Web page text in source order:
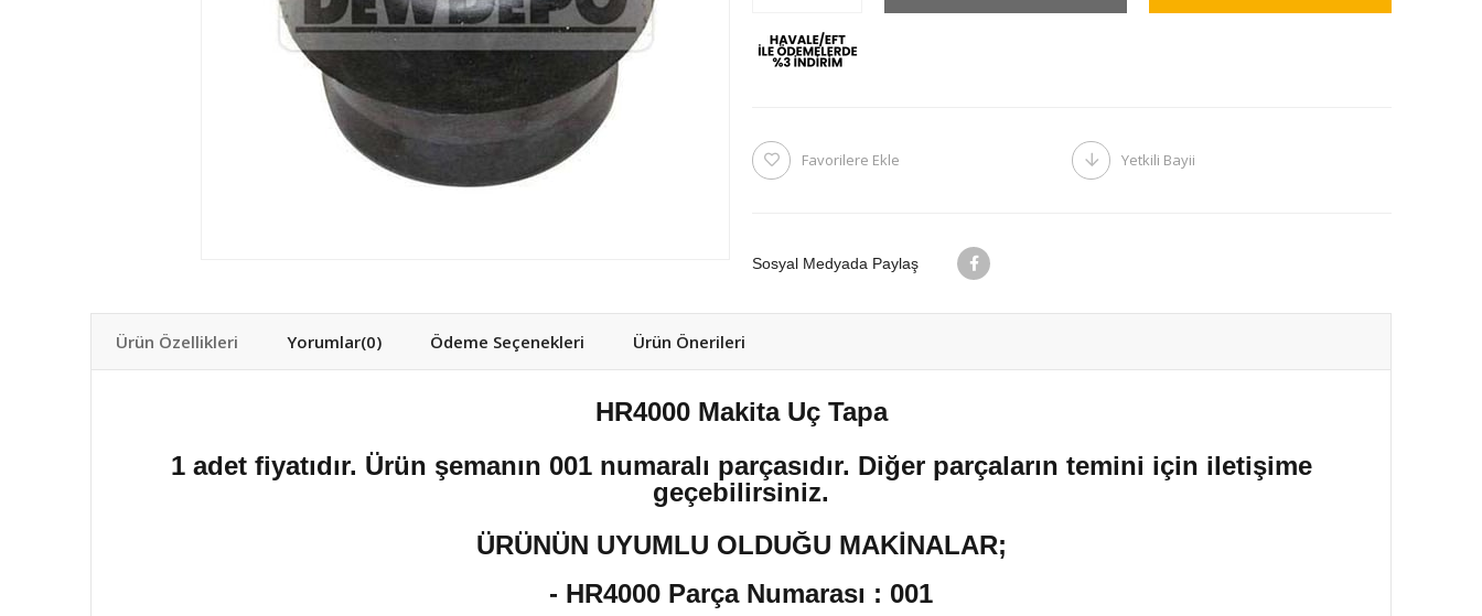
Favorilere Ekle Yetkili Bayii
Sosyal Medyada Paylaş
Ürün Özellikleri Yorumlar(0) Ödeme Seçenekleri Ürün Önerileri
HR4000 Makita Uç Tapa
1 adet fiyatıdır. Ürün şemanın 001 numaralı parçasıdır. Diğer parçaların temini için iletişime
geçebilirsiniz.
ÜRÜNÜN UYUMLU OLDUĞU MAKİNALAR;
- HR4000 Parça Numarası : 001